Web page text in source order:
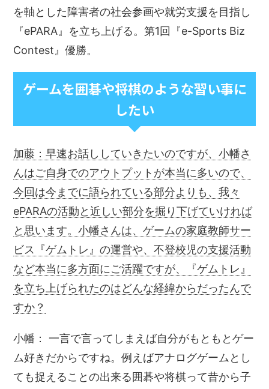
を軸とした障害者の社会参画や就労支援を目指し
『ePARA』を立ち上げる。第1回『e-Sports Biz
Contest』優勝。
ゲームを囲碁や将棋のような習い事に
したい
加藤：早速お話ししていきたいのですが、小幡さ
んはご自身でのアウトプットが本当に多いので、
今回は今までに語られている部分よりも、我々
ePARAの活動と近しい部分を掘り下げていければ
と思います。小幡さんは、ゲームの家庭教師サー
ビス『ゲムトレ』の運営や、不登校児の支援活動
など本当に多方面にご活躍ですが、『ゲムトレ』
を立ち上げられたのはどんな経緯からだったんで
すか？
小幡： 一言で言ってしまえば自分がもともとゲー
ム好きだからですね。例えばアナログゲームとし
ても捉えることの出来る囲碁や将棋って昔から子